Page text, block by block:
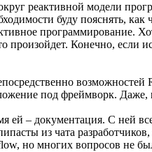
реактивной модели
буду пояснять, как
программирование.
произойдет. Конечно, если
возможностей
под фреймворк.
ей – документация. С ней
из чата
но многих вопросов не